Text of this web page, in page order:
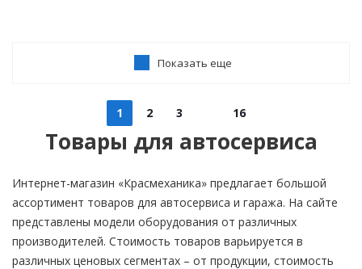
Показать еще
1 2 3 16
Товары для автосервиса
Интернет-магазин «Красмеханика» предлагает большой
ассортимент товаров для автосервиса и гаража. На сайте
представлены модели оборудования от различных
производителей. Стоимость товаров варьируется в
различных ценовых сегментах – от продукции, стоимость